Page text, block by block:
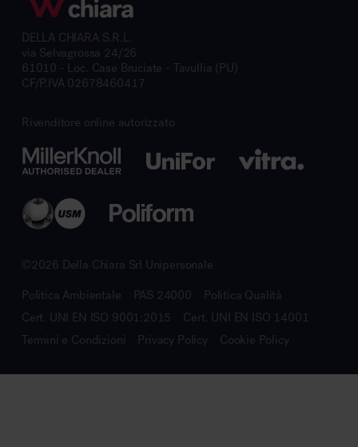
DELLA CHIARA S.R.L.
via Selvagrossa 24/26
61010 - Loc. Case Bruciate - Tavullia (PU)
CF/P.IVA 02678460417
Rivenditore online autorizzato
©2026 Della Chiara Srl Unipersonale
Politica Ambientale PAS 24000
Politica Qualità
Cert. UNI EN ISO 9001:2015
Cert. UNI EN ISO 14001
Termini e Condizioni
Privacy Policy Cookie Policy